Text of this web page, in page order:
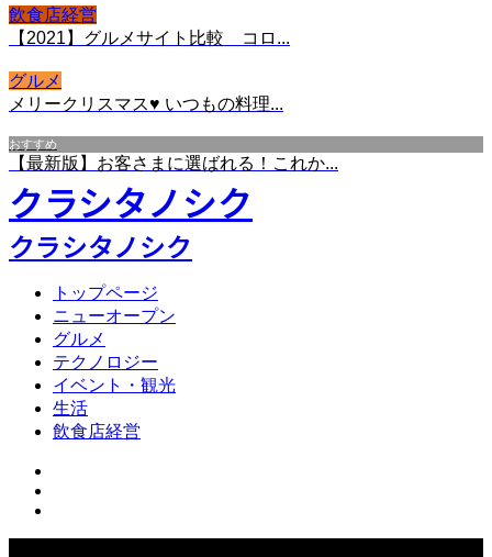
飲食店経営
【2021】グルメサイト比較 コロ...
グルメ
メリークリスマス♥ いつもの料理...
おすすめ
【最新版】お客さまに選ばれる！これか...
クラシタノシク
クラシタノシク
トップページ
ニューオープン
グルメ
テクノロジー
イベント・観光
生活
飲食店経営